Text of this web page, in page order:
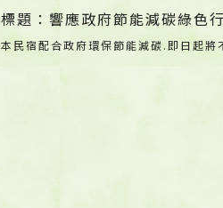
標題：響應政府節能減碳綠色
本民宿配合政府環保節能減碳.即日起